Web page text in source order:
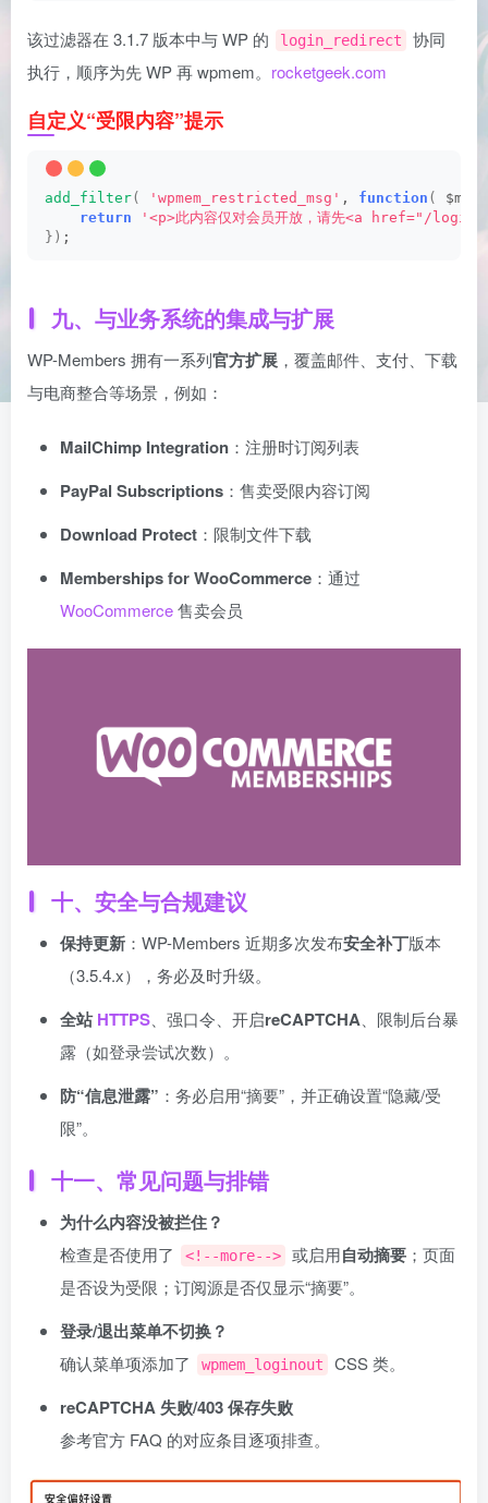
该过滤器在 3.1.7 版本中与 WP 的 login_redirect
协同
执行，顺序为先 WP 再 wpmem。 rocketgeek.com
自定义“受限内容”提示
add_filter( 'wpmem_restricted_msg' , function (
$msg
return
'<p>此内容仅对会员开放，请先<a href="/
}) ;
九、与业务系统的集成与扩展
WP-Members 拥有一系列官方扩展 ，覆盖邮件、支付、下载
与电商整合等场景，例如：
MailChimp Integration ：注册时订阅列表
PayPal Subscriptions ：售卖受限内容订阅
Download Protect ：限制文件下载
Memberships for WooCommerce ：通过
WooCommerce售卖会员
十、安全与合规建议
保持更新 ：WP-Members 近期多次发布安全补丁版本
（3.5.4.x），务必及时升级。
全站HTTPS 、强口令、开启reCAPTCHA 、限制后台暴
露（如登录尝试次数）。
防“信息泄露” ：务必启用“摘要”，并正确设置“隐藏/受
限”。
十一、常见问题与排错
为什么内容没被拦住？
检查是否使用了 <!--more--> 或启用自动摘要 ；页面
是否设为受限；订阅源是否仅显示“摘要”。
登录/退出菜单不切换？
确认菜单项添加了 wpmem_loginout CSS 类。
reCAPTCHA 失败/403 保存失败
参考官方 FAQ 的对应条目逐项排查。